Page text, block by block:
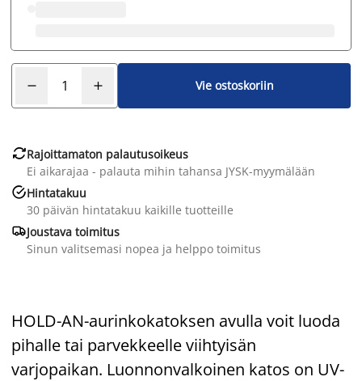
Vie ostoskoriin
Rajoittamaton palautusoikeus
Ei aikarajaa - palauta mihin tahansa JYSK-myymälään
Hintatakuu
30 päivän hintatakuu kaikille tuotteille
Joustava toimitus
Sinun valitsemasi nopea ja helppo toimitus
HOLD-AN-aurinkokatoksen avulla voit luoda
pihalle tai parvekkeelle viihtyisän
varjopaikan. Luonnonvalkoinen katos on UV-